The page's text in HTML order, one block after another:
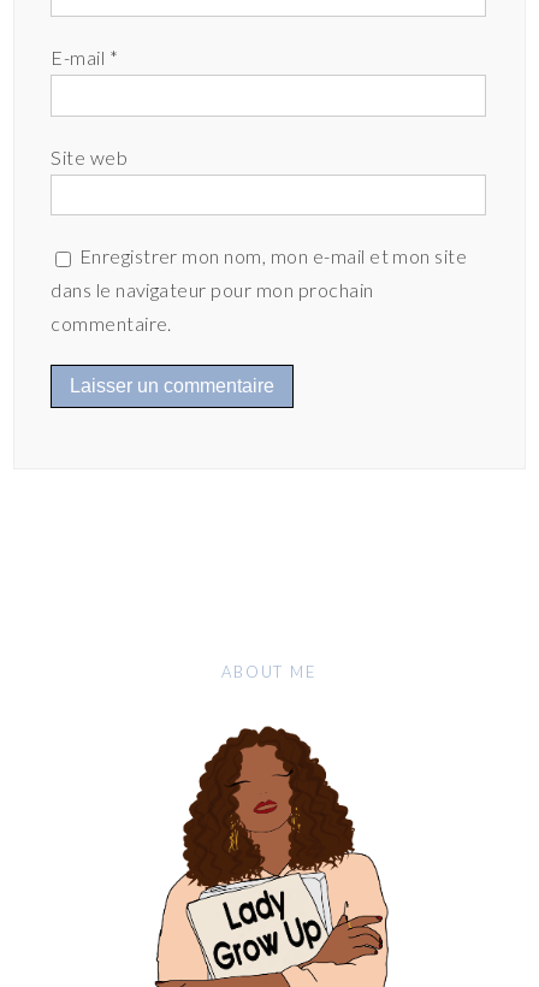
E-mail *
Site web
Enregistrer mon nom, mon e-mail et mon site
dans le navigateur pour mon prochain
commentaire.
ABOUT ME